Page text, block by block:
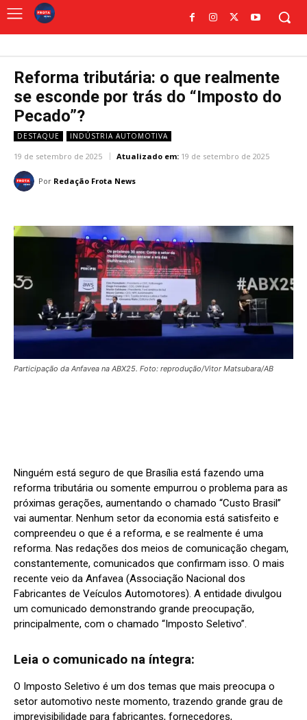
Reforma tributária: o que realmente
se esconde por trás do “Imposto do
Pecado”?
DESTAQUE INDÚSTRIA AUTOMOTIVA
19 de setembro de 2025 Atualizado em: 19 de setembro de 2025
Por Redação Frota News
Participação da Anfavea na ABX25. Foto: reprodução/Vitor Matsubara/AB
Ninguém está seguro de que Brasília está fazendo uma
reforma tributária ou somente empurrou o problema para as
próximas gerações, aumentando o chamado “Custo Brasil”
vai aumentar. Nenhum setor da economia está satisfeito e
compreendeu o que é a reforma, e se realmente é uma
reforma. Nas redações dos meios de comunicação chegam,
constantemente, comunicados que confirmam isso. O mais
recente veio da Anfavea (Associação Nacional dos
Fabricantes de Veículos Automotores). A entidade divulgou
um comunicado demonstrando grande preocupação,
principalmente, com o chamado “Imposto Seletivo”.
Leia o comunicado na íntegra:
O Imposto Seletivo é um dos temas que mais preocupa o
setor automotivo neste momento, trazendo grande grau de
imprevisibilidade para fabricantes, fornecedores,